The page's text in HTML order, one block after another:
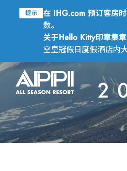
提示 在 IHG.com 预订客房
数。
关于Hello Kitty印章集章
空皇冠假日度假酒店内